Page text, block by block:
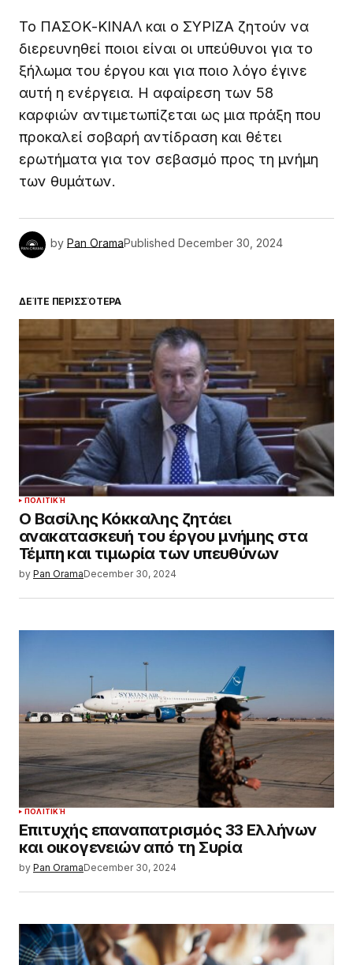
Το ΠΑΣΟΚ-ΚΙΝΑΛ και ο ΣΥΡΙΖΑ ζητούν να
διερευνηθεί ποιοι είναι οι υπεύθυνοι για το
ξήλωμα του έργου και για ποιο λόγο έγινε
αυτή η ενέργεια. Η αφαίρεση των 58
καρφιών αντιμετωπίζεται ως μια πράξη που
προκαλεί σοβαρή αντίδραση και θέτει
ερωτήματα για τον σεβασμό προς τη μνήμη
των θυμάτων.
by Pan OramaPublished December 30, 2024
ΔΕΊΤΕ ΠΕΡΙΣΣΌΤΕΡΑ
ΠΟΛΙΤΙΚΉ
Ο Βασίλης Κόκκαλης ζητάει
ανακατασκευή του έργου μνήμης στα
Τέμπη και τιμωρία των υπευθύνων
by Pan OramaDecember 30, 2024
ΠΟΛΙΤΙΚΉ
Επιτυχής επαναπατρισμός 33 Ελλήνων
και οικογενειών από τη Συρία
by Pan OramaDecember 30, 2024